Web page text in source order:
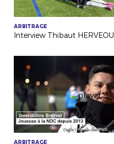
ARBITRAGE
Interview Thibaut HERVEOU
ARBITRAGE